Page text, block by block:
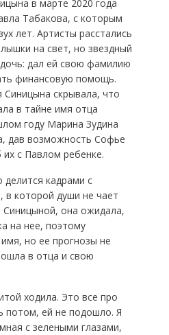
в марте 2020 года
Табакова, с которым
лет. Артисты расстались
на свет, но звездный
дал ей свою фамилию
финансовую помощь.
скрывала, что
в тайне имя отца
году Марина Зудина
дав возможность Софье
с Павлом ребенке.
делится кадрами с
которой души не чает
она ожидала,
на нее, поэтому
но ее прогнозы не
в отца и свою
ходила. Это все про
потом, ей не подошло. Я
с зелеными глазами,